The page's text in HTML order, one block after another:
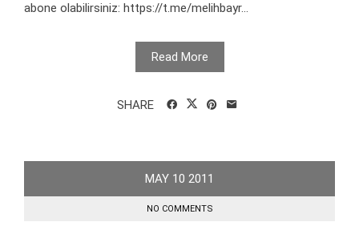
abone olabilirsiniz: https://t.me/melihbayr...
Read More
SHARE
MAY 10 2011
NO COMMENTS